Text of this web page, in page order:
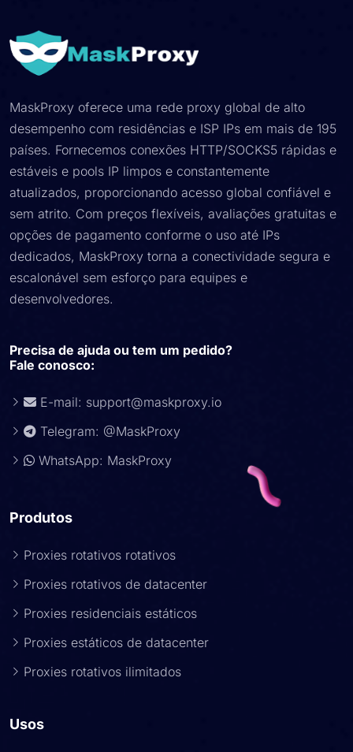
MaskProxy oferece uma rede proxy global de alto
desempenho com residências e ISP IPs em mais de 195
países. Fornecemos conexões HTTP/SOCKS5 rápidas e
estáveis ​​e pools IP limpos e constantemente
atualizados, proporcionando acesso global confiável e
sem atrito. Com preços flexíveis, avaliações gratuitas e
opções de pagamento conforme o uso até IPs
dedicados, MaskProxy torna a conectividade segura e
escalonável sem esforço para equipes e
desenvolvedores.
Precisa de ajuda ou tem um pedido?
Fale conosco:
E-mail: support@maskproxy.io
Telegram: @MaskProxy
WhatsApp: MaskProxy
Produtos
Proxies rotativos rotativos
Proxies rotativos de datacenter
Proxies residenciais estáticos
Proxies estáticos de datacenter
Proxies rotativos ilimitados
Usos